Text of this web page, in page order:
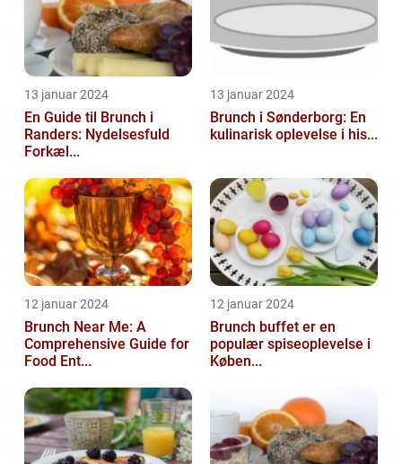
13 januar 2024
En Guide til Brunch i
Randers: Nydelsesfuld
Forkæl...
13 januar 2024
Brunch i Sønderborg: En
kulinarisk oplevelse i his...
12 januar 2024
Brunch Near Me: A
Comprehensive Guide for
Food Ent...
12 januar 2024
Brunch buffet er en
populær spiseoplevelse i
Køben...